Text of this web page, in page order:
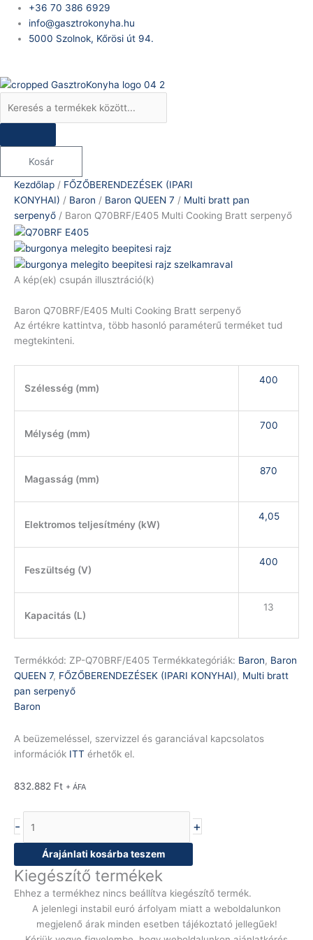
content
+36 70 386 6929
info@gasztrokonyha.hu
5000 Szolnok, Kőrösi út 94.
Products
search
Kosár
Kezdőlap / FŐZŐBERENDEZÉSEK (IPARI
KONYHAI) / Baron / Baron QUEEN 7 / Multi bratt pan
serpenyő / Baron Q70BRF/E405 Multi Cooking Bratt serpenyő
A kép(ek) csupán illusztráció(k)
Baron Q70BRF/E405 Multi Cooking Bratt serpenyő
Az értékre kattintva, több hasonló paraméterű terméket tud
megtekinteni.
Szélesség (mm)
400
Mélység (mm)
700
Magasság (mm)
870
Elektromos teljesítmény (kW)
4,05
Feszültség (V)
400
Kapacitás (L)
13
Termékkód: ZP-Q70BRF/E405 Termékkategóriák: Baron, Baron
QUEEN 7, FŐZŐBERENDEZÉSEK (IPARI KONYHAI), Multi bratt
pan serpenyő
Baron
A beüzemeléssel, szervizzel és garanciával kapcsolatos
információk ITT érhetők el.
832.882 Ft + ÁFA
-
Baron
Q70BRF/E405
Multi
serpenyő
+
Árajánlati kosárba teszem
Kiegészítő termékek
Ehhez a termékhez nincs beállítva kiegészítő termék.
A jelenlegi instabil euró árfolyam miatt a weboldalunkon
megjelenő árak minden esetben tájékoztató jellegűek!